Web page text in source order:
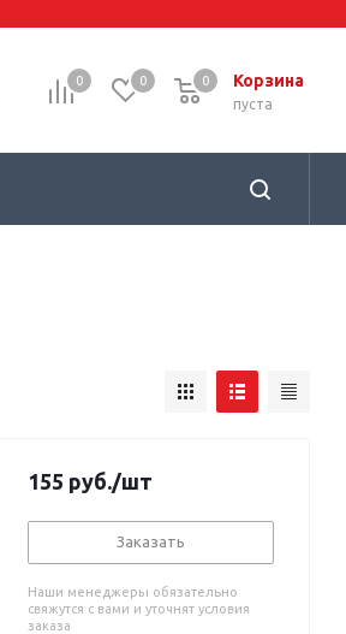
0 0 Корзина
0
пуста
0
155 руб./шт
Заказать
Наши менеджеры обязательно
свяжутся с вами и уточнят условия
заказа